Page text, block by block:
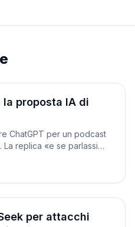
proposta IA di
ChatGPT per un podcast
replica «e se parlassi
per attacchi